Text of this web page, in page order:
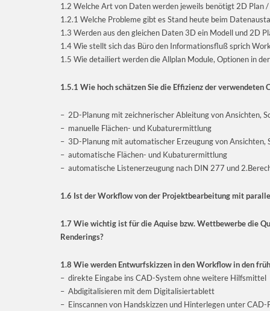
1.2 Welche Art von Daten werden jeweils benötigt 2D Plan
1.2.1 Welche Probleme gibt es Stand heute beim
1.3 Werden aus den gleichen Daten 3D ein Modell und 2D
1.4 Wie stellt sich das Büro den Informationsfluß sprich
1.5 Wie detailiert werden die Allplan Module, Optionen in
1.5.1 Wie hoch schätzen Sie die Effizienz der verwendeten
– 2D-Planung mit zeichnerischer Ableitung von Ansichten,
– manuelle Flächen- und Kubaturermittlung
– 3D-Planung mit automatischer Erzeugung von Ansichten,
– automatische Flächen- und Kubaturermittlung
– automatische Listenerzeugung nach DIN 277 und
1.6 Ist der Workflow von der Projektbearbeitung mit
1.7 Wie wichtig ist für die Aquise bzw. Wettbewerbe die
Renderings?
1.8 Wie werden Entwurfskizzen in den Workflow in den
– direkte Eingabe ins CAD-System ohne weitere Hilfsmittel
– Abdigitalisieren mit dem Digitalisiertablett
– Einscannen von Handskizzen und Hinterlegen unter